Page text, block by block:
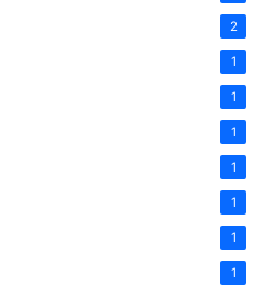
2
1
1
1
1
1
1
1